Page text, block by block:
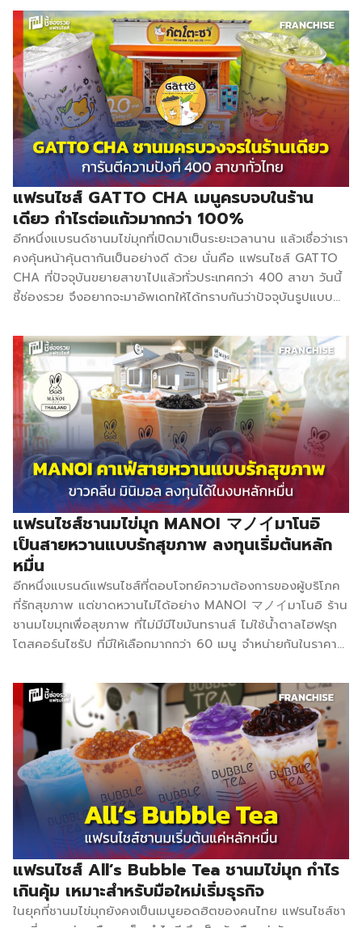
บาท การหาทำเล
เป็นผู้หาเอง
แล้วส่งพิกัดให้
บริษัทตรวจสอบ
[…]
ต่างกับชา
ที่จะมีความ
ละมุนกว่า ด้
เหตุนี้จึงเป็
บันดาลใจให้
ต้องการสร้
ธุรกิจและทำ
แบรนด์
AKITA
AKITA
คือชานมไข่
ใช้ชาจากญี่
ซึ่งให้ความ
ละมุนที่แตก
ทั่วไป พร้อม
ดีไซน์สไตล์
ญี่ปุ่นแบบมิ
มอลที่เรียบ
และทันสมัย
ภาพลักษณ์
ร้านโดดเด่
จดจำได้ง่าย
ลูกค้าที่ชื่นช
วัฒนธรรม
เครื่องดื่ม
คุณภาพที่แ
ต่างจากท้อง
ตลาด
2569 รายก
รายละเอีย
แฟรนไชส์เ
ต้น 115,000
บาท ระยะเว
คืนทุน […]
สร้างสรรค์เมนูใหม่และประสบการณ์เครื่องดื่มทานเล่นที่แปลกใหม่
การคัดสรรค์ นำเข้าวัตถุดิบเกรดพรีเมี่ยมเฉพาะ เสริมเติมแต่ง
ท็อปปิ้งที่หลากหลายจนกลายเป็นเครื่องดื่มกึ่งขนมหวาน ไม่มีไข
มันทรานส์ และยังสามารถปรับระดับความหวาน ความเข้มชา เพิ่ม
ลด ตกแต่งแก้วได้ตามใจชอบ นอกจากนี้ ผงผลไม้ ที่นำมาใช้ทำ
จากผลไม้แห้งที่แช่แข็ง 100% จากแหล่งเพาะปลูกของไทย ทำให้
ได้รสสัมผัสรสชาติแท้ ๆ ในส่วนของชาใช้วิธีการต้มใบชาแบบ
ดั้งเดิม นำมาปรุงแต่งให้เกิดความแตกต่างและโดดเด่น ทั้ง
รสชาติ กลิ่นหอมที่เย้ายวน และความละมุนลิ้นที่ลงตัว วัตถุดิบที่
นำมาใช้เกรดพรีเมียมส่งตรงจากประเทศไต้หวัน ญี่ปุ่น และจีน
ผสมผสานเป็นสูตรลับเฉพาะของทางร้าน จำหน่ายในราคาเริ่มต้นที่
18 บาท และมีเมนูให้เลือกกว่า 100 เมนู อีกทั้งสามารถเลือกความ
หวาน และความเข้มชาได้ เพื่อให้เข้าถึงกลุ่มผู้บริโภคทุกรูปแบบ
โดยมีเมนูหลัก ๆ ดังนี้ ชาขนมหวานมันม่วง/ซากุระ/มัทฉะ/ช็อคโก้
(Dessert Tea), ชานม (Milk […]
แฟรนไชส์ GATTO CHA เมนูครบจบในร้าน
เดียว กำไรต่อแก้วมากกว่า 100%
อีกหนึ่งแบรนด์ชานมไข่มุกที่เปิดมาเป็นระยะเวลานาน แล้วเชื่อว่าเรา
คงคุ้นหน้าคุ้นตากันเป็นอย่างดี ด้วย นั่นคือ แฟรนไชส์ GATTO
CHA ที่ปัจจุบันขยายสาขาไปแล้วทั่วประเทศกว่า 400 สาขา วันนี้
ชี้ช่องรวย จึงอยากจะมาอัพเดทให้ได้ทราบกันว่าปัจจุบันรูปแบบ
แบรนด์นี้ แฟรนไชส์ GATTO CHA มีสัญลักษณ์เป็นน้องแมวน่า
รักกับชื่อว่ากัตโตะ สัตว์ที่เชื่อกันว่าจะนำภาโชคลาภ จุดเด่นของ
แบรนด์จะอยู่ที่ เรื่องของเมนูที่เอาใจคนทุกวัย มีตั้งแต่ ชาเย็น (ชา
ไทย) ที่ถูกใจผู้ใหญ่วัยทำงาน ชานมไต้หวัน ที่ถูกใจวัยรุ่น กาแฟ
โบราณ ที่ถูกใจผู้สูงอายุ ชามะม่วง ที่ถูกใจชาวต่างชาติ และยังมี
เมนูเด็ดๆ อีกจำนวนมาก เช่น ชาเขียวมัทฉะลาเต้ ชาเขียวมัทฉะ
มะนาวสด ชานมบราวชูก้า ชาส้มผสมน้ำผึ้ง ชาพีชเกาหลี ชา
มะขาม และชาน้ำผึ้งมะนาวสด เป็นต้น มากก่ว่า 50 เมนู นอกจากนี้
ยังมี ท็อปปิ้งที่มีให้เลือกกว่า 10 ชนิดด้วย ทุกเมนูล้วนคัดสรร
เอาแต่วัตถุดิบคุณภาพจากทั้งในไทย และนำเข้าจากนาๆประเทศ
เพื่อให้ได้รสชาติของชาที่เป็นเอกลักษณ์ รับประกันความอร่อยทุก
เมนู ถูกใจคนทุกเพศทุกวัย […]
แฟรนไชส์ชานมไข่มุก MANOI マノイมาโนอิ
เป็นสายหวานแบบรักสุขภาพ ลงทุนเริ่มต้นหลัก
หมื่น
อีกหนึ่งแบรนด์แฟรนไชส์ที่ตอบโจทย์ความต้องการของผู้บริโภค
ที่รักสุขภาพ แต่ขาดหวานไม่ได้อย่าง MANOI マノイมาโนอิ ร้าน
ชานมไขมุกเพื่อสุขภาพ ที่ไม่มีมีไขมันทรานส์ ไม่ใช้น้ำตาลไฮฟรุก
โตสคอร์นไซรัป ที่มีให้เลือกมากกว่า 60 เมนู จำหน่ายกันในราคา
ประเทศ MANOI マノイมาโนอิ สร้างความโดดเด่นที่ไม่เหมือน
ใครด้วยคอนเซ็ปต์หลักคือ “เครื่องดื่มที่ไม่ทำร้ายสุขภาพ” และ
พัฒนาสูตรเครื่องดื่มที่ใช้ความหวานจากธรรมชาติที่ช่วยเผาผลาญ
ได้จริง มาใช้ทดแทนน้ำตาลไฮฟรุกโตสคอร์นไซรัป ซึ่งเป็นน้ำตาล
สังเคราะห์ที่ก่อให้เกิดโรคได้หลายอย่าง เช่น โรคหัวใจ ความดัน
เบาหวาน ไขมันพอกตับ รวมถึงการเลือกใช้วัตถุดิบไม่มีไขมัน
ทรานส์ ไม่ใส่สารกันบูด ส่วนชาและไข่มุกก็ต้มสดใหม่วันต่อวันอีก
ด้วย ปัจจุบันมีเมนูให้เลือกมากกว่า 60 เมนู นอกจากเมนูชานม
ไข่มุกที่เป็นกลุ่มชาใต้หวัน กลุ่มนมสด กลุ่มชาผลไม้ กลุ่มโซดา
หอมกลมกล่อมหวานกำลังดี ยังมีโกโก้พรีเมียมเข้มข้น กาแฟสด
จากไร่ของเกษตรในชุมชน มัทฉะแท้100% จากเมืองนิชิโอะ
ประเทศญี่ปุ่น กลุ่มชาไทยสไตล์แบบไทยไทย กลุ่ม Topping และ
เมนูใหม่ ๆ ตามเทศกาล รวมถึงชาหมักเพื่อสุขภาพ KOMBUCHA
แฟรนไชส์ All’s Bubble Tea ชานมไข่มุก กำไร
เกินคุ้ม เหมาะสำหรับมือใหม่เริ่มธุรกิจ
ในยุคที่ชานมไข่มุกยังคงเป็นเมนูยอดฮิตของคนไทย แฟรนไชส์ชา